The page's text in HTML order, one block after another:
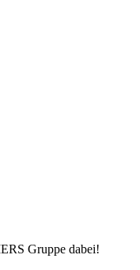
Gruppe dabei!